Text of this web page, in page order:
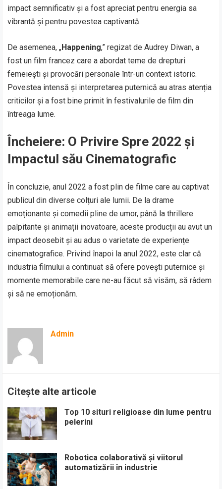
impact semnificativ și a fost apreciat pentru energia sa
vibrantă și pentru povestea captivantă.
De asemenea, „Happening,” regizat de Audrey Diwan, a
fost un film francez care a abordat teme de drepturi
femeiești și provocări personale într-un context istoric.
Povestea intensă și interpretarea puternică au atras atenția
criticilor și a fost bine primit în festivalurile de film din
întreaga lume.
Încheiere: O Privire Spre 2022 și
Impactul său Cinematografic
În concluzie, anul 2022 a fost plin de filme care au captivat
publicul din diverse colțuri ale lumii. De la drame
emoționante și comedii pline de umor, până la thrillere
palpitante și animații inovatoare, aceste producții au avut un
impact deosebit și au adus o varietate de experiențe
cinematografice. Privind înapoi la anul 2022, este clar că
industria filmului a continuat să ofere povești puternice și
momente memorabile care ne-au făcut să visăm, să râdem
și să ne emoționăm.
Admin
Citește alte articole
Top 10 situri religioase din lume pentru
pelerini
Robotica colaborativă și viitorul
automatizării în industrie